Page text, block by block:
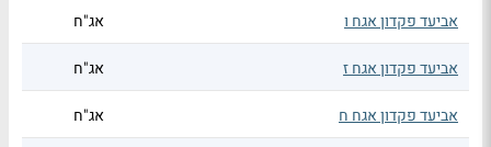
אביעד פקדון אגח ו אג"ח
אביעד פקדון אגח ז אג"ח
אביעד פקדון אגח ח אג"ח